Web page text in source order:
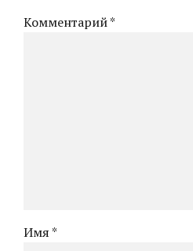
Комментарий*
Имя *